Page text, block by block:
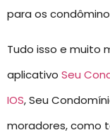
para os
Tudo isso e muito
aplicativo Seu
IOS, Seu
moradores, como